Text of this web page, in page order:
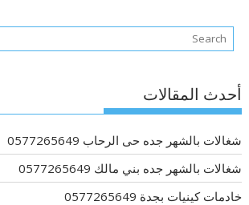
أحدث المقالات
شغالات بالشهر جده حى الرحاب 0577265649
شغالات بالشهر جده بني مالك 0577265649
خادمات كينيات بجدة 0577265649